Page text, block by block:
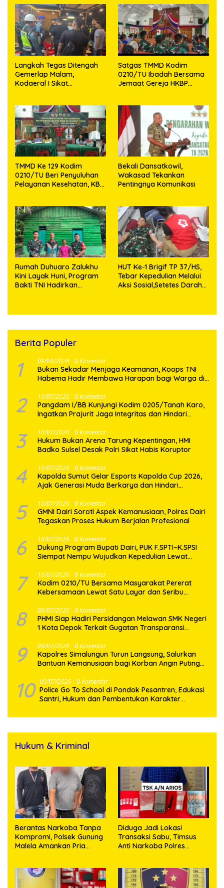
Langkah Tegas Ditengah
Gemerlap Malam,
Kodaeral I Sikat
Tajam
Satgas TMMD Kodim
0210/TU Ibadah Bersama
Jemaat Gereja HKBP
TMMD Ke 129 Kodim
0210/TU Beri Penyuluhan
Pelayanan Kesehatan, KB
Bekali Dansatkowil,
Wakasad Tekankan
Pentingnya Komunikasi
Rumah Duhuaro Zalukhu
Kini Layak Huni, Program
Bakti TNI Hadirkan
HUT Ke-1 Brigif TP 37/HS,
Tebar Kepedulian Melalui
Aksi Sosial,Setetes Darah
Berita Populer
1 09/08/2026 0 Komentar
Bukan Sekadar Menjaga Keamanan, Koops TNI
Habema Hadir Membawa Harapan bagi Warga di
2 10/07/2026 0 Komentar
Pangdam I/BB Kunjungi Kodim 0205/Tanah Karo,
Ingatkan Prajurit Jaga Integritas dan Hindari
3 10/07/2026 0 Komentar
Hukum Bukan Arena Tarung Kepentingan, HMI
Badko Sulsel Desak Polri Sikat Habis Koruptor
4 10/07/2026 0 Komentar
Kapolda Sumut Gelar Esports Kapolda Cup 2026,
Ajak Generasi Muda Berkarya dan Hindari
5 10/07/2026 0 Komentar
GMNI Dairi Soroti Aspek Kemanusiaan, Polres Dairi
Tegaskan Proses Hukum Berjalan Profesional
6 10/07/2026 0 Komentar
Dukung Program Bupati Dairi, PUK F.SPTI–K.SPSI
Siempat Nempu Wujudkan Kepedulian Lewat
7 10/07/2026 0 Komentar
Kodim 0210/TU Bersama Masyarakat Pererat
Kebersamaan Lewat Satu Layar dan Seribu
8 09/07/2026 0 Komentar
PHMI Siap Hadiri Persidangan Melawan SMK Negeri
1 Kota Depok Terkait Gugatan Transparansi
9 09/07/2026 0 Komentar
Kapolres Simalungun Turun Langsung, Salurkan
Bantuan Kemanusiaan bagi Korban Angin Puting
10 09/07/2026 0 Komentar
Police Go To School di Pondok Pesantren, Edukasi
Santri, Hukum dan Pembentukan Karakter
Hukum & Kriminal
Berantas Narkoba Tanpa
Kompromi, Polsek Gunung
Malela Amankan Pria
Diduga Jadi Lokasi
Transaksi Sabu, Timsus
Anti Narkoba Polres
63,67 Gram Sabu